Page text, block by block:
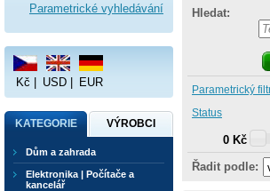
Hledat:
Parametrický
Status
0 Kč
Řadit podle:
Parametrické vyhledávání
Kč USD EUR
KATEGORIE VÝROBCI
Dům a zahrada
Elektronika | Počítače a
kancelář